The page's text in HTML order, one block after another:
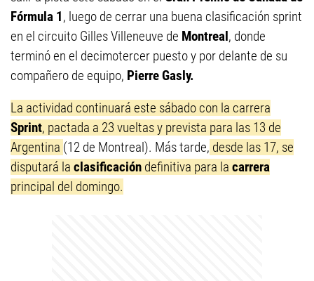
Fórmula 1, luego de cerrar una buena clasificación sprint
en el circuito Gilles Villeneuve de Montreal, donde
terminó en el decimotercer puesto y por delante de su
compañero de equipo, Pierre Gasly.
La actividad continuará este sábado con la carrera
Sprint, pactada a 23 vueltas y prevista para las 13 de
Argentina (12 de Montreal). Más tarde, desde las 17, se
disputará la clasificación definitiva para la carrera
principal del domingo.